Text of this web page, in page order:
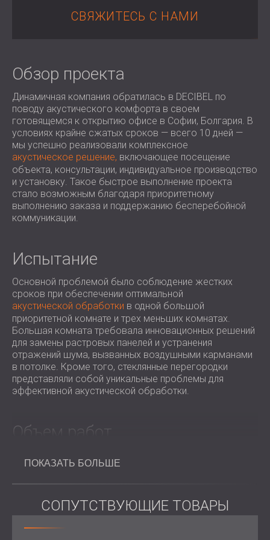
ЗВУКОИЗОЛЯЦИЯ И АКУСТИКА ДЛЯ
ПОМЕЩЕНИЙ
ЗВУКОИЗОЛЯЦИЯ И АКУСТИКА ДЛЯ
ОБРАЗОВАТЕЛЬНЫХ УЧРЕЖДЕНИЙ
SOUND INSULATION AND ACOUSTICS
FOR HEALTH CARE FACILITIES
ЗВУКОИЗОЛЯЦИОННЫЕ И
АКУСТИЧЕСКИЕ РЕШЕНИЯ ДЛЯ
АУДИОЛОГИЧЕСКОЙ ОТРАСЛИ
ЗВУКОИЗОЛЯЦИОННЫЕ И
АКУСТИЧЕСКИЕ РЕШЕНИЯ ДЛЯ
ЦЕНТРОВ ОБРАБОТКИ ДАННЫХ
ROMÂNIA (RO)
SOUTH AFRICA (ZA)
СВЯЖИТЕСЬ С НАМИ
Обзор проекта
Динамичная компания обратилась в DECIBEL по
поводу акустического комфорта в своем
готовящемся к открытию офисе в Софии, Болгария. В
условиях крайне сжатых сроков — всего 10 дней —
мы успешно реализовали комплексное
акустическое решение, включающее посещение
объекта, консультации, индивидуальное производство
и установку. Такое быстрое выполнение проекта
стало возможным благодаря приоритетному
выполнению заказа и поддержанию бесперебойной
коммуникации.
Испытание
Основной проблемой было соблюдение жестких
сроков при обеспечении оптимальной
акустической обработки в одной большой
приоритетной комнате и трех меньших комнатах.
Большая комната требовала инновационных решений
для замены растровых панелей и устранения
отражений шума, вызванных воздушными карманами
в потолке. Кроме того, стеклянные перегородки
представляли собой уникальные проблемы для
эффективной акустической обработки.
Объем работ
оценка.
Разработали и изготовили индивидуальные
акустические панели в течение 10 дней.
Установленные решения:
ПОКАЗАТЬ БОЛЬШЕ
СОПУТСТВУЮЩИЕ ТОВАРЫ